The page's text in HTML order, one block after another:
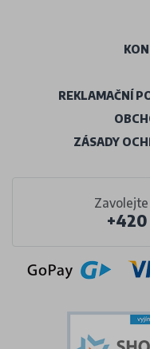
Zavolejte
REKLAMAČNÍ
ZÁSADY